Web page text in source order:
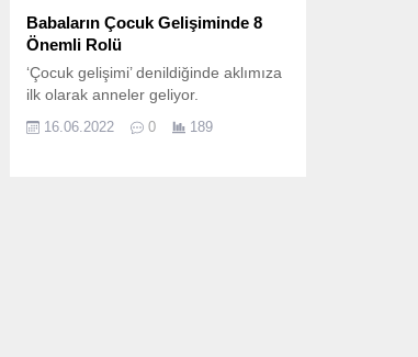
Babaların Çocuk Gelişiminde 8
Önemli Rolü
‘Çocuk gelişimi’ denildiğinde aklımıza
ilk olarak anneler geliyor.
16.06.2022 0 189